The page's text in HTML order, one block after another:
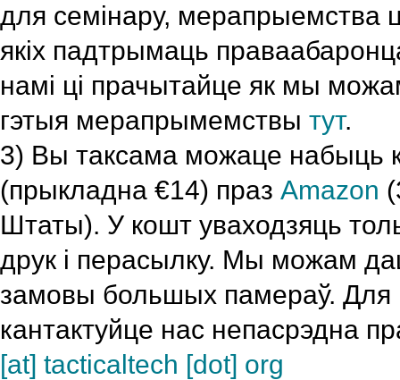
для семінару, мерапрыемства
якіх падтрымаць
намі ці прачытайце як мы
гэтыя мерапрымемствы тут.
3) Вы таксама можаце набыць
(прыкладна €14) праз Amazon
Штаты). У кошт уваходзяць
друк і перасылку. Мы можам
замовы большых памераў. Для
кантактуйце нас непасрэдна
[at] tacticaltech [dot] org